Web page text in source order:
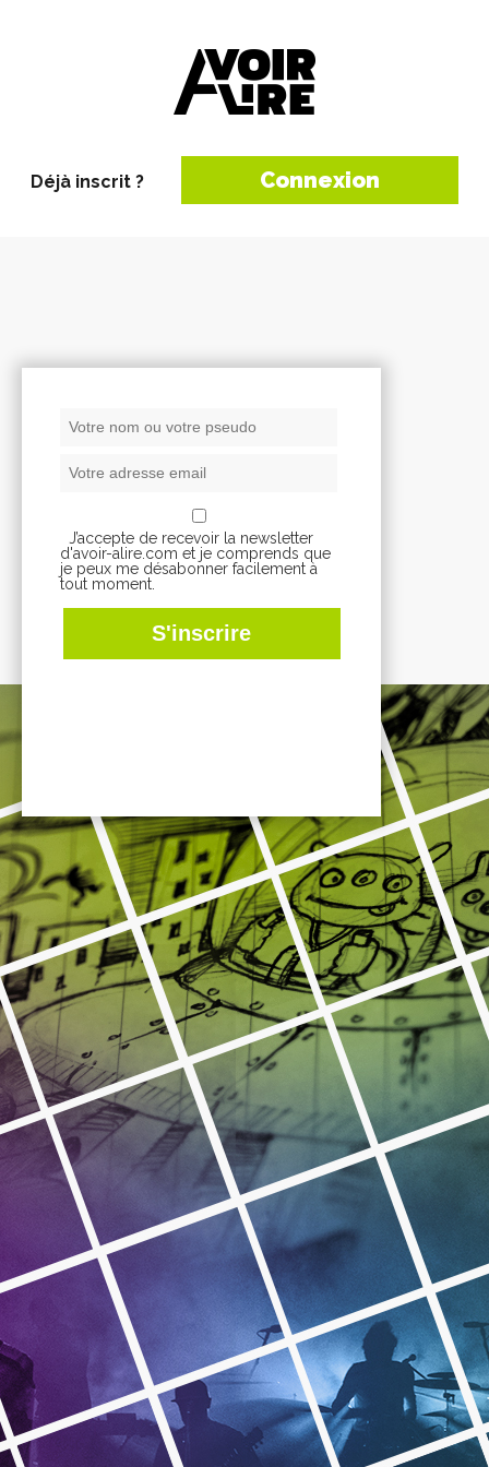
Déjà inscrit ? Connexion
J’accepte de recevoir la newsletter
d'avoir-alire.com et je comprends que
je peux me désabonner facilement à
tout moment.